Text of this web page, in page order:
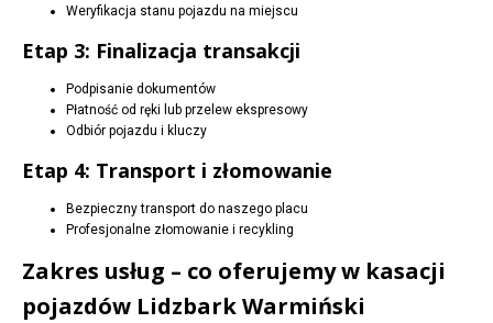
Weryfikacja stanu pojazdu na miejscu
Etap 3: Finalizacja transakcji
Podpisanie dokumentów
Płatność od ręki lub przelew ekspresowy
Odbiór pojazdu i kluczy
Etap 4: Transport i złomowanie
Bezpieczny transport do naszego placu
Profesjonalne złomowanie i recykling
Zakres usług – co oferujemy w kasacji
pojazdów Lidzbark Warmiński